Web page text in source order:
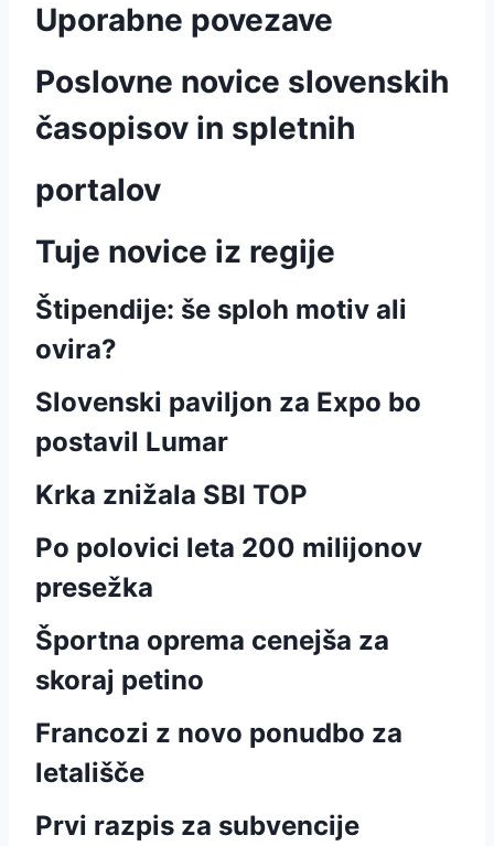
Uporabne povezave
Poslovne novice slovenskih
časopisov in spletnih
portalov
Tuje novice iz regije
Štipendije: še sploh motiv ali
ovira?
Slovenski paviljon za Expo bo
postavil Lumar
Krka znižala SBI TOP
Po polovici leta 200 milijonov
presežka
Športna oprema cenejša za
skoraj petino
Francozi z novo ponudbo za
letališče
Prvi razpis za subvencije